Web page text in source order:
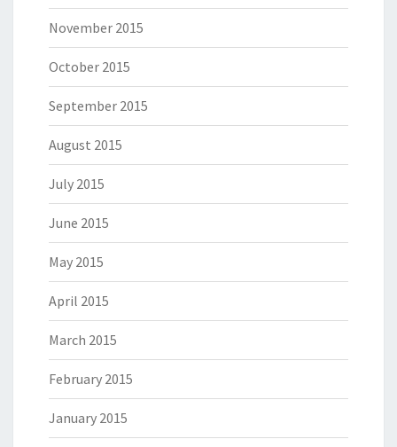
November 2015
October 2015
September 2015
August 2015
July 2015
June 2015
May 2015
April 2015
March 2015
February 2015
January 2015